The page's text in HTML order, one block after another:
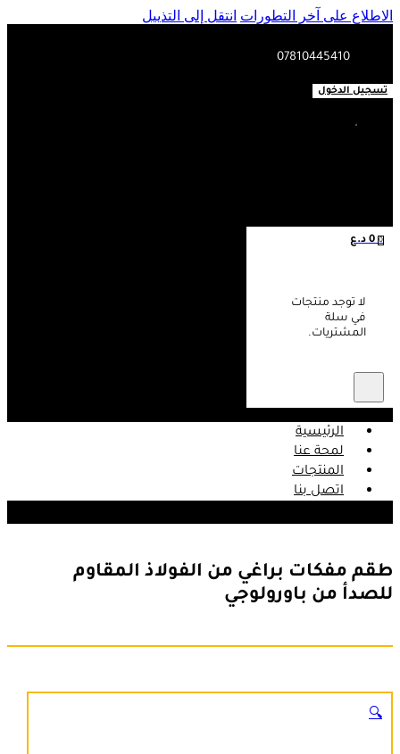
الاطلاع على آخر التطورات انتقل إلى التذييل
07810445410
تسجيل الدخول
0
0 د.ع
لا توجد منتجات
في سلة
المشتريات.
الرئيسية
لمحة عنا
المنتجات
اتصل بنا
طقم مفكات براغي من الفولاذ المقاوم
للصدأ من باورولوجي
🔍